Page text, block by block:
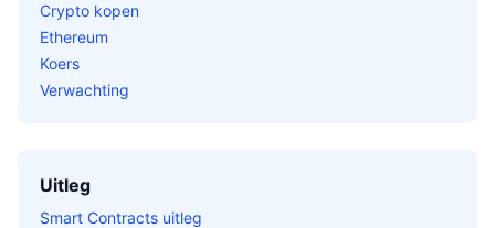
Crypto kopen
Ethereum
Koers
Verwachting
Uitleg
Smart Contracts uitleg